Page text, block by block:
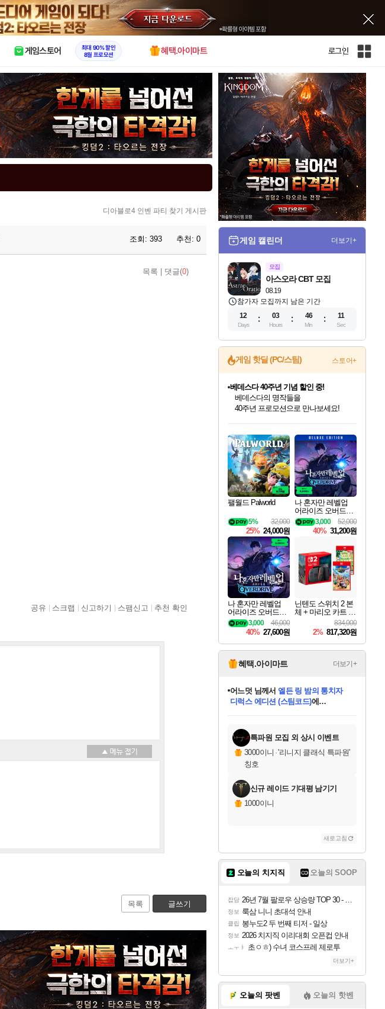
X
게임스토어
최대 90% 할인
8월 프로모션
혜택.아이마트 로그인
인
전
체
사
이
트
맵
디아블로4 인벤 파티 찾기 게시판
조회: 393 추천: 0
목록 댓글(0)
공유 스크랩 신고하기 스팸신고 추천 확인
목록 글쓰기
게임 캘린더 더보기+
모집
08.19
아스오라 CBT 모집
참가자 모집까지 남은 기간
12
Days
03
Hours
46
Min
10
Sec
게임 핫딜 (PC/스팀) 스토어+
최대 90% 할인가를 만나보세요!
네이버혜택과 함께 만나보세요!
50%할인&추가 적립까지!
이니&베니 혜택까지!
네이버 혜택가와 함께 예약하세요!
할인&네이버혜택으로 만나보세요!
네이버페이 혜택과 만나보세요!
베데스다 40주년 기념 할인 중!
40주년 프로모션으로 만나보세요!
마블 투혼 파이팅 소울즈 예약 판매 중!
마블 히어로 총 출동&화려한 격투!
할인가에 만나보세요!
일부 에디션 상시 할인!
혜택으로 예약 판매 중
편안하게 충전하세요
팰월드 Palworld
32,000
5%
25% 24,000원
나 혼자만 레벨업
어라이즈 오버드라
이브 디럭스 에디션
Solo Leveling Arise
Overdrive Deluxe Edi
52,000
3,000
40% 31,200원
나 혼자만 레벨업
어라이즈 오버드라
이브 Solo Leveling A
rise
46,000
3,000
40% 27,600원
닌텐도 스위치 2 본
체 + 마리오 카트 월
드 + 포켓몬 포코피
아 번들
834,000
2% 817,320원
혜택.아이마트 더보기+
당첨되셨습니다.
당첨되셨습니다.
어느덧 님께서엘든 링 밤의 통치자
디럭스 에디션 (스팀코드)에
당첨되셨습니다.
에디션 (스팀코드)를 교환.
당첨되셨습니다.
당첨되셨습니다.
당첨되셨습니다.
당첨되셨습니다.
특파원 모집 외 상시 이벤트
3000이니 ·'리니지 클래식 특파원'
칭호
신규 레이드 기대평 남기기
1000이니
새로고침
오늘의 치지직 오늘의 SOOP
잡담 26년 7월 팔로우 상승량 TOP 30 - 월간 치지직
정보 룩삼 니니 초대석 안내
클립 봉누도2 두 번째 티저 - 일상
정보 2026 치지직 이리대회 오픈컵 안내
ㅗㅜㅑ 초ㅇㅎ) 수녀 코스프레 제로투
더보기+
오늘의 팟벤 오늘의 핫벤